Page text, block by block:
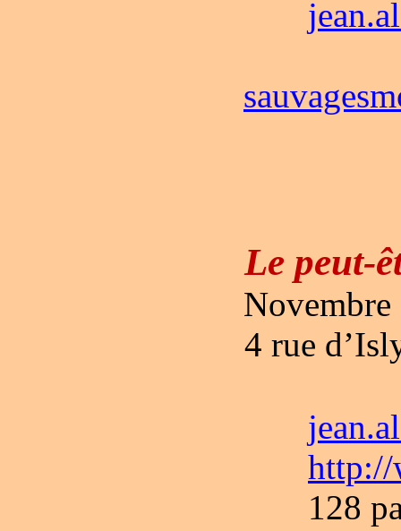
Le peut-
4 rue
http://
128